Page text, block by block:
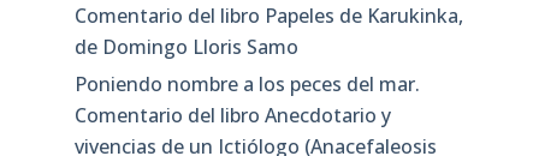
Comentario del libro Papeles de Karukinka,
de Domingo Lloris Samo
Poniendo nombre a los peces del mar.
Comentario del libro Anecdotario y
vivencias de un Ictiólogo (Anacefaleosis